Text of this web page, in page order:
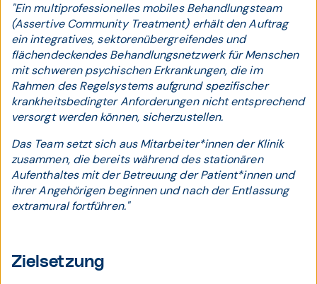
"Ein multiprofessionelles mobiles Behandlungsteam
(Assertive Community Treatment) erhält den Auftrag
ein integratives, sektorenübergreifendes und
flächendeckendes Behandlungsnetzwerk für Menschen
mit schweren psychischen Erkrankungen, die im
Rahmen des Regelsystems aufgrund spezifischer
krankheitsbedingter Anforderungen nicht entsprechend
versorgt werden können, sicherzustellen.
Das Team setzt sich aus Mitarbeiter*innen der Klinik
zusammen, die bereits während des stationären
Aufenthaltes mit der Betreuung der Patient*innen und
ihrer Angehörigen beginnen und nach der Entlassung
extramural fortführen."
Zielsetzung